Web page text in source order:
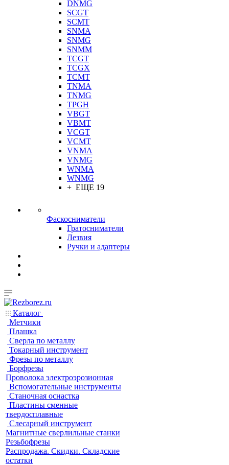
DNMG
SCGT
SCMT
SNMA
SNMG
SNMM
TCGT
TCGX
TCMT
TNMA
TNMG
TPGH
VBGT
VBMT
VCGT
VCMT
VNMA
VNMG
WNMA
WNMG
+ ЕЩЕ 19
Фаскосниматели
Гратосниматели
Лезвия
Ручки и адаптеры
Каталог
Метчики
Плашка
Сверла по металлу
Токарный инструмент
Фрезы по металлу
Борфрезы
Проволока электроэрозионная
Вспомогательные инструменты
Станочная оснастка
Пластины сменные
твердосплавные
Слесарный инструмент
Магнитные сверлильные станки
Резьбофрезы
Распродажа. Скидки. Складские
остатки